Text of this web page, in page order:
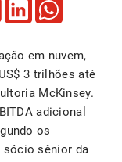
em nuvem,
3 trilhões até
McKinsey.
adicional
os
sócio sênior da